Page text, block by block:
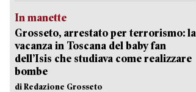
In manette
Grosseto, arrestato per terrorismo: la
vacanza in Toscana del baby fan
dell’Isis che studiava come realizzare
bombe
di Redazione Grosseto